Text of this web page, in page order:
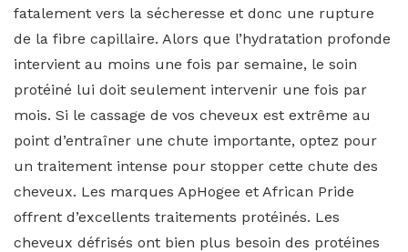
fatalement vers la sécheresse et donc une rupture
de la fibre capillaire. Alors que l’hydratation profonde
intervient au moins une fois par semaine, le soin
protéiné lui doit seulement intervenir une fois par
mois. Si le cassage de vos cheveux est extrême au
point d’entraîner une chute importante, optez pour
un traitement intense pour stopper cette chute des
cheveux. Les marques ApHogee et African Pride
offrent d’excellents traitements protéinés. Les
cheveux défrisés ont bien plus besoin des protéines